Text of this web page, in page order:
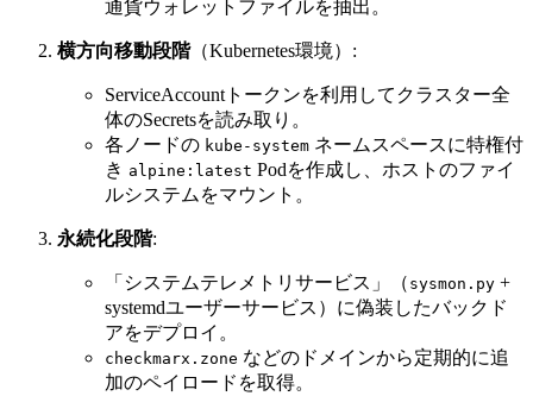
通貨ウォレットファイルを抽出。
横方向移動段階（Kubernetes環境）:
ServiceAccountトークンを利用してクラスター全
体のSecretsを読み取り。
各ノードの kube-system ネームスペースに特権付
き alpine:latest Podを作成し、ホストのファイ
ルシステムをマウント。
永続化段階:
「システムテレメトリサービス」（ sysmon.py +
systemdユーザーサービス）に偽装したバックド
アをデプロイ。
checkmarx.zone などのドメインから定期的に追
加のペイロードを取得。